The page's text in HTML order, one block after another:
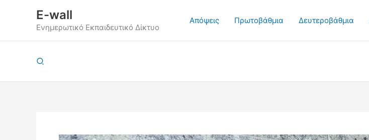
περιεχόμενο
E-wall
Ενημερωτικό Εκπαιδευτικό Δίκτυο
Απόψεις Πρωτοβάθμια Δευτεροβάθμια
Αναζήτηση